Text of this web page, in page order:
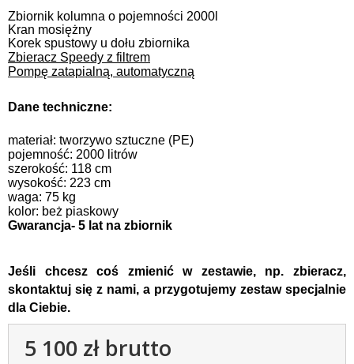
Zbiornik kolumna o pojemności 2000l
Kran mosiężny
Korek spustowy u dołu zbiornika
Zbieracz Speedy z filtrem
Pompę zatapialną, automatyczną
Dane techniczne:
materiał: tworzywo sztuczne (PE)
pojemność: 2000 litrów
szerokość: 118 cm
wysokość: 223 cm
waga: 75 kg
kolor: beż piaskowy
Gwarancja- 5 lat na zbiornik
Jeśli chcesz coś zmienić w zestawie, np. zbieracz,
skontaktuj się z nami, a przygotujemy zestaw specjalnie
dla Ciebie.
5 100 zł brutto